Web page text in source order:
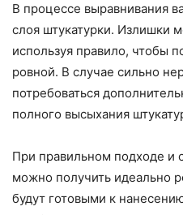
В процессе выравнивания
слоя штукатурки. Излишки
используя правило, чтобы
ровной. В случае сильно
потребоваться
полного высыхания
При правильном подходе и
можно получить идеально
будут готовыми к